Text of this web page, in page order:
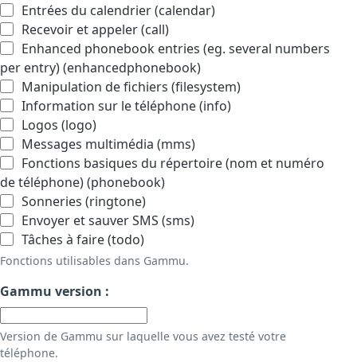
Entrées du calendrier (calendar)
Recevoir et appeler (call)
Enhanced phonebook entries (eg. several numbers
per entry) (enhancedphonebook)
Manipulation de fichiers (filesystem)
Information sur le téléphone (info)
Logos (logo)
Messages multimédia (mms)
Fonctions basiques du répertoire (nom et numéro
de téléphone) (phonebook)
Sonneries (ringtone)
Envoyer et sauver SMS (sms)
Tâches à faire (todo)
Fonctions utilisables dans Gammu.
Gammu version :
Version de Gammu sur laquelle vous avez testé votre
téléphone.